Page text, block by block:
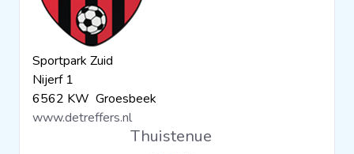
Voetbalpiramide
Links
VROUWEN
Sportpark Zuid
Nijerf 1
6562 KW Groesbeek
www.detreffers.nl
Thuistenue